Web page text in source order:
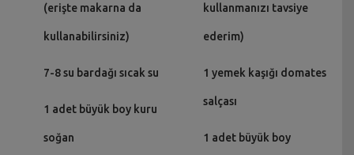
(erişte makarna da
kullanabilirsiniz)
7-8 su bardağı sıcak su
1 adet büyük boy kuru
soğan
kullanmanızı tavsiye
ederim)
1 yemek kaşığı domates
salçası
1 adet büyük boy